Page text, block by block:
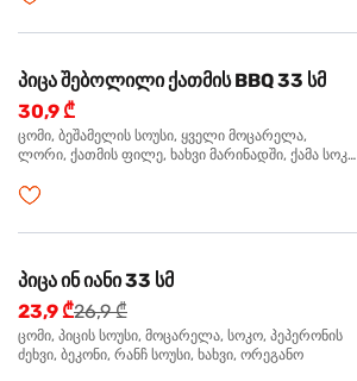
პიცა შებოლილი ქათმის BBQ 33 სმ
30,9 ₾
ცომი, ბეშამელის სოუსი, ყველი მოცარელა,
ლორი, ქათმის ფილე, ხახვი მარინადში, ქამა სოკო
პიცა ინ იანი 33 სმ
23,9 ₾26,9 ₾
ცომი, პიცის სოუსი, მოცარელა, სოკო, პეპერონის
ძეხვი, ბეკონი, რანჩ სოუსი, ხახვი, ორეგანო